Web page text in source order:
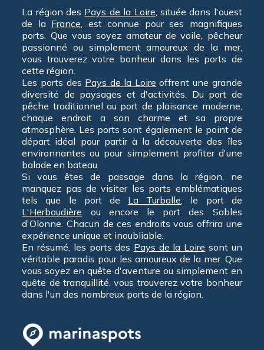
La région des Pays de la Loire, située dans l'ouest
de la France, est connue pour ses magnifiques
ports. Que vous soyez amateur de voile, pêcheur
passionné ou simplement amoureux de la mer,
vous trouverez votre bonheur dans les ports de
cette région.
Les ports des Pays de la Loire offrent une grande
diversité de paysages et d'activités. Du port de
pêche traditionnel au port de plaisance moderne,
chaque endroit a son charme et sa propre
atmosphère. Les ports sont également le point de
départ idéal pour partir à la découverte des îles
environnantes ou pour simplement profiter d'une
balade en bateau.
Si vous êtes de passage dans la région, ne
manquez pas de visiter les ports emblématiques
tels que le port de La Turballe, le port de
L'Herbaudière ou encore le port des Sables
d'Olonne. Chacun de ces endroits vous offrira une
expérience unique et inoubliable.
En résumé, les ports des Pays de la Loire sont un
véritable paradis pour les amoureux de la mer. Que
vous soyez en quête d'aventure ou simplement en
quête de tranquillité, vous trouverez votre bonheur
dans l'un des nombreux ports de la région.